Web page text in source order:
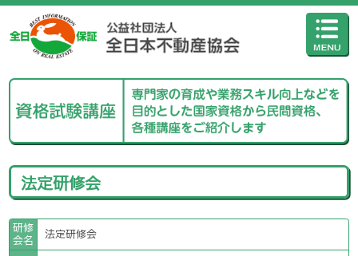
法定研修会
研修
会名
法定研修会